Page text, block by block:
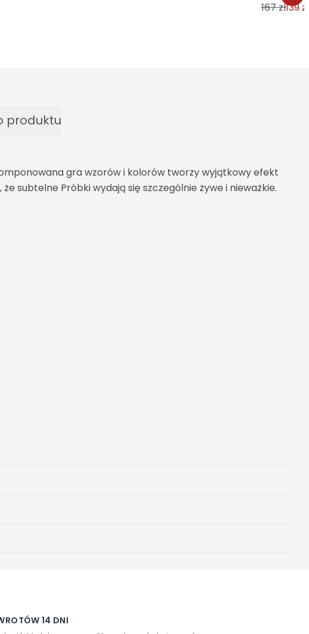
167 zł139 zł
produktu
gra wzorów i kolorów tworzy wyjątkowy efekt
subtelne Próbki wydają się szczególnie żywe i nieważkie.
14 DNI